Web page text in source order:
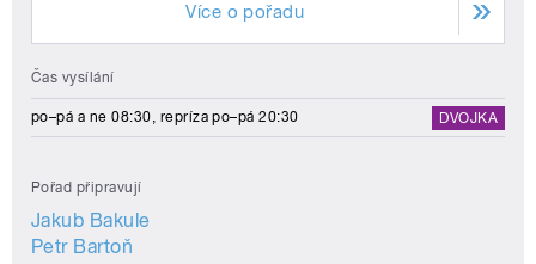
Více o pořadu
Čas vysílání
po–pá a ne 08:30, repríza po–pá 20:30 DVOJKA
Pořad připravují
Jakub Bakule
Petr Bartoň